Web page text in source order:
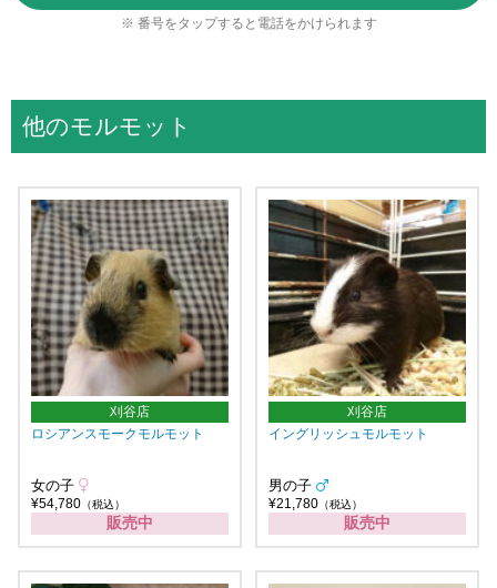
※ 番号をタップすると電話をかけられます
他のモルモット
刈谷店
ロシアンスモークモルモット
女の子
¥54,780 （税込）
販売中
刈谷店
イングリッシュモルモット
男の子
¥21,780 （税込）
販売中